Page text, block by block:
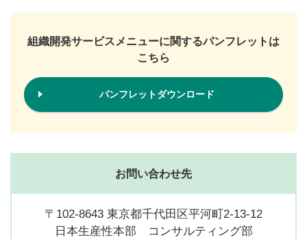
組織開発サービスメニューに関するパンフレットは
こちら
パンフレットダウンロード
お問い合わせ先
〒102-8643 東京都千代田区平河町2-13-12
日本生産性本部 コンサルティング部